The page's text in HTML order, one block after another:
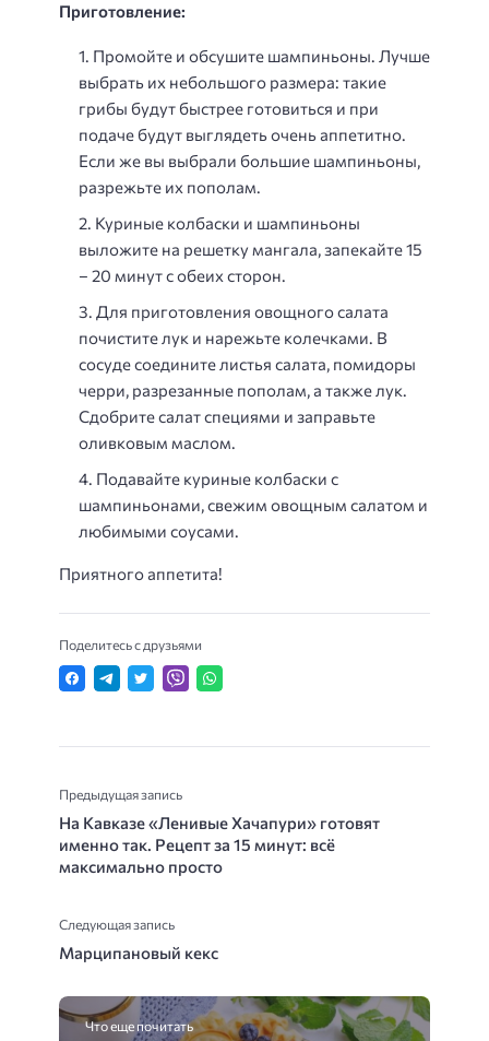
Приготовление:
Промойте и обсушите шампиньоны. Лучше
выбрать их небольшого размера: такие
грибы будут быстрее готовиться и при
подаче будут выглядеть очень аппетитно.
Если же вы выбрали большие шампиньоны,
разрежьте их пополам.
Куриные колбаски и шампиньоны
выложите на решетку мангала, запекайте 15
– 20 минут с обеих сторон.
Для приготовления овощного салата
почистите лук и нарежьте колечками. В
сосуде соедините листья салата, помидоры
черри, разрезанные пополам, а также лук.
Сдобрите салат специями и заправьте
оливковым маслом.
Подавайте куриные колбаски с
шампиньонами, свежим овощным салатом и
любимыми соусами.
Приятного аппетита!
Поделитесь с друзьями
Предыдущая запись
На Кавказе «Ленивые Хачапури» готовят
именно так. Рецепт за 15 минут: всё
максимально просто
Следующая запись
Марципановый кекс
Что еще почитать